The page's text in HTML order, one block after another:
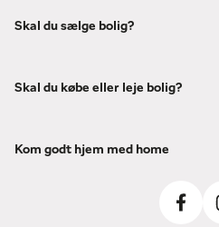
Skal du sælge bolig?
Skal du købe eller leje bolig?
Kom godt hjem med home